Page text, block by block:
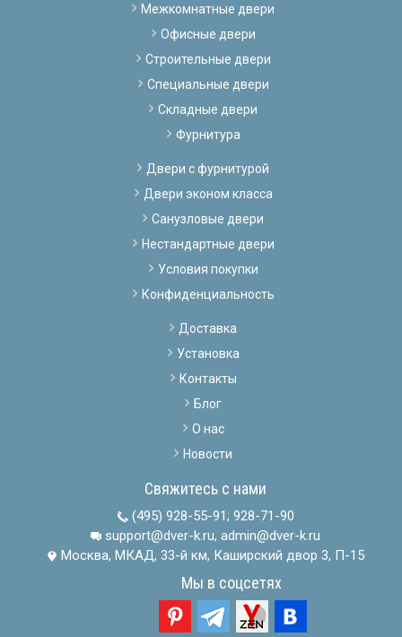
Межкомнатные двери
Офисные двери
Строительные двери
Специальные двери
Складные двери
Фурнитура
Двери с фурнитурой
Двери эконом класса
Санузловые двери
Нестандартные двери
Условия покупки
Конфиденциальность
Доставка
Установка
Контакты
Блог
О нас
Новости
Свяжитесь с нами
(495) 928-55-91; 928-71-90
support@dver-k.ru, admin@dver-k.ru
Москва, МКАД, 33-й км, Каширский двор 3, П-15
Мы в соцсетях